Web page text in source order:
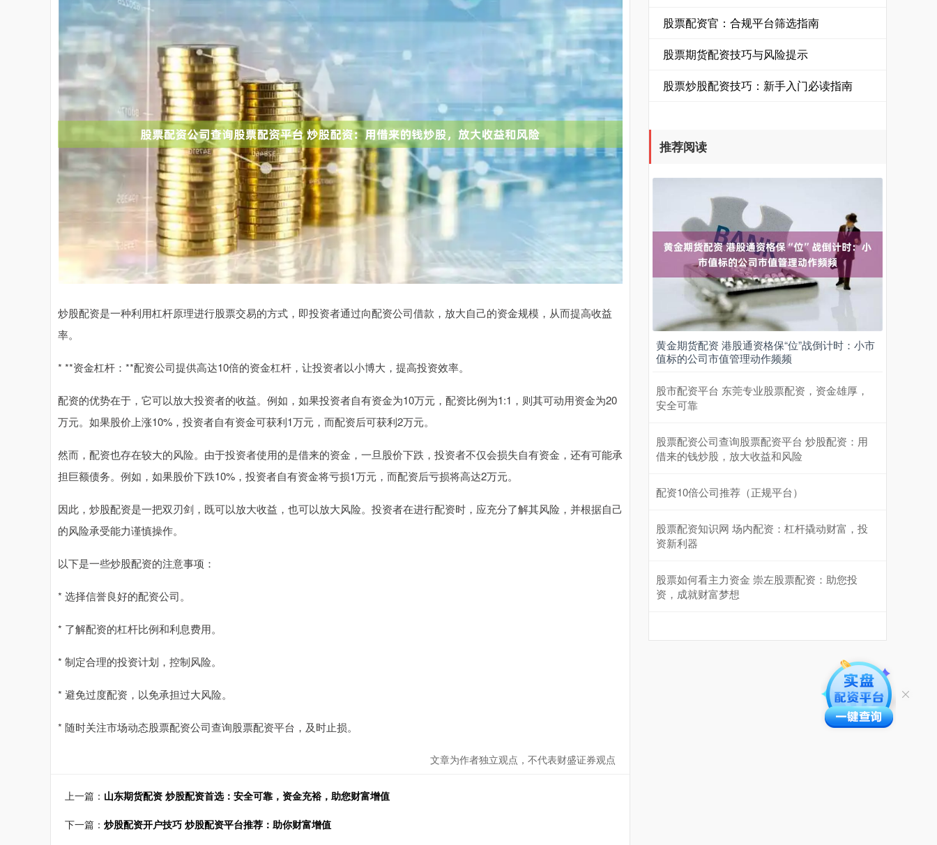
炒股配资是一种利用杠杆原理进行股票交易的方式，即投资者通过向配资公司借款，放大自己的资金规模，从而提高收益
率。
* **资金杠杆：**配资公司提供高达10倍的资金杠杆，让投资者以小博大，提高投资效率。
配资的优势在于，它可以放大投资者的收益。例如，如果投资者自有资金为10万元，配资比例为1:1，则其可动用资金为20
万元。如果股价上涨10%，投资者自有资金可获利1万元，而配资后可获利2万元。
然而，配资也存在较大的风险。由于投资者使用的是借来的资金，一旦股价下跌，投资者不仅会损失自有资金，还有可能承
担巨额债务。例如，如果股价下跌10%，投资者自有资金将亏损1万元，而配资后亏损将高达2万元。
因此，炒股配资是一把双刃剑，既可以放大收益，也可以放大风险。投资者在进行配资时，应充分了解其风险，并根据自己
的风险承受能力谨慎操作。
以下是一些炒股配资的注意事项：
* 选择信誉良好的配资公司。
* 了解配资的杠杆比例和利息费用。
* 制定合理的投资计划，控制风险。
* 避免过度配资，以免承担过大风险。
* 随时关注市场动态股票配资公司查询股票配资平台，及时止损。
文章为作者独立观点，不代表财盛证券观点
上一篇： 山东期货配资 炒股配资首选：安全可靠，资金充裕，助您财富增值
下一篇： 炒股配资开户技巧 炒股配资平台推荐：助你财富增值
股票配资官：合规平台筛选指南
股票期货配资技巧与风险提示
股票炒股配资技巧：新手入门必读指南
推荐阅读
黄金期货配资 港股通资格保“位”战倒计时：小市
值标的公司市值管理动作频频
股市配资平台 东莞专业股票配资，资金雄厚，
安全可靠
股票配资公司查询股票配资平台 炒股配资：用
借来的钱炒股，放大收益和风险
配资10倍公司推荐（正规平台）
股票配资知识网 场内配资：杠杆撬动财富，投
资新利器
股票如何看主力资金 崇左股票配资：助您投
资，成就财富梦想